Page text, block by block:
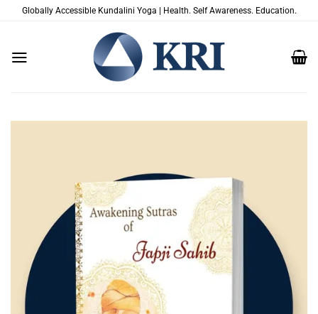
SaltarGlobally Accessible Kundalini Yoga | Health. Self Awareness. Education.